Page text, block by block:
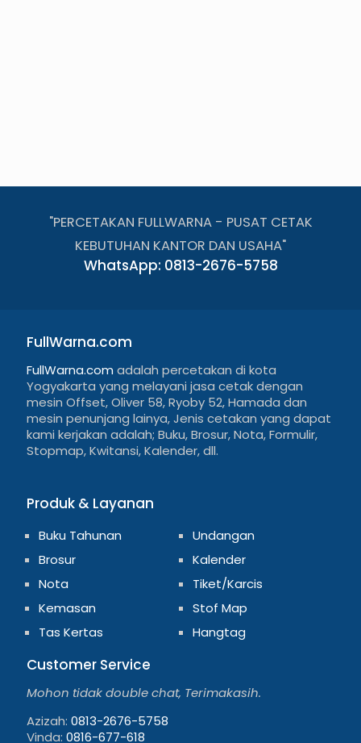
"PERCETAKAN FULLWARNA - PUSAT CETAK
KEBUTUHAN KANTOR DAN USAHA"
WhatsApp: 0813-2676-5758
FullWarna.com
FullWarna.com adalah percetakan di kota
Yogyakarta yang melayani jasa cetak dengan
mesin Offset, Oliver 58, Ryoby 52, Hamada dan
mesin penunjang lainya, Jenis cetakan yang dapat
kami kerjakan adalah; Buku, Brosur, Nota, Formulir,
Stopmap, Kwitansi, Kalender, dll.
Produk & Layanan
Buku Tahunan
Brosur
Nota
Kemasan
Tas Kertas
Undangan
Kalender
Tiket/Karcis
Stof Map
Hangtag
Customer Service
Mohon tidak double chat, Terimakasih.
Azizah: 0813-2676-5758
Vinda: 0816-677-618